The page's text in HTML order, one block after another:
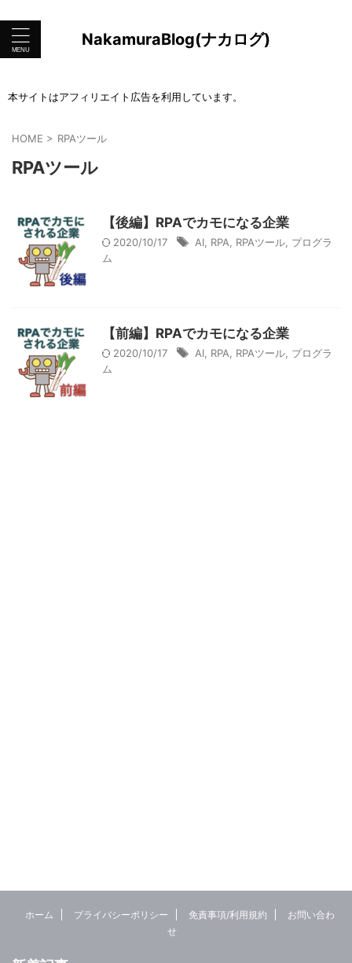
NakamuraBlog(ナカログ)
本サイトはアフィリエイト広告を利用しています。
HOME > RPAツール
RPAツール
【後編】RPAでカモになる企業
2020/10/17 AI RPA RPAツール プログラ
ム
【前編】RPAでカモになる企業
2020/10/17 AI RPA RPAツール プログラ
ム
ホーム プライバシーポリシー 免責事項/利用規約
お問い合わ
せ